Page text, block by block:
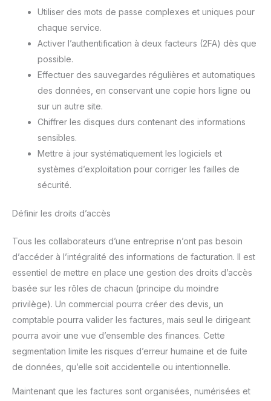
Utiliser des mots de passe complexes et uniques pour
chaque service.
Activer l’authentification à deux facteurs (2FA) dès que
possible.
Effectuer des sauvegardes régulières et automatiques
des données, en conservant une copie hors ligne ou
sur un autre site.
Chiffrer les disques durs contenant des informations
sensibles.
Mettre à jour systématiquement les logiciels et
systèmes d’exploitation pour corriger les failles de
sécurité.
Définir les droits d’accès
Tous les collaborateurs d’une entreprise n’ont pas besoin
d’accéder à l’intégralité des informations de facturation. Il est
essentiel de mettre en place une gestion des droits d’accès
basée sur les rôles de chacun (principe du moindre
privilège). Un commercial pourra créer des devis, un
comptable pourra valider les factures, mais seul le dirigeant
pourra avoir une vue d’ensemble des finances. Cette
segmentation limite les risques d’erreur humaine et de fuite
de données, qu’elle soit accidentelle ou intentionnelle.
Maintenant que les factures sont organisées, numérisées et